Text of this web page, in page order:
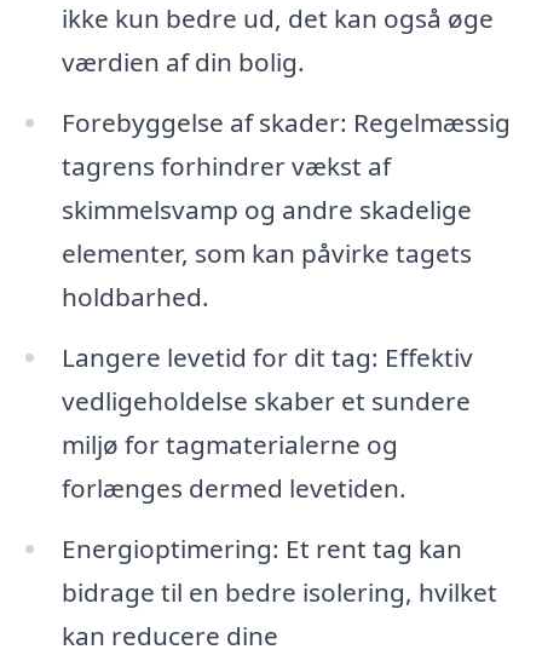
ikke kun bedre ud, det kan også øge
værdien af din bolig.
Forebyggelse af skader: Regelmæssig
tagrens forhindrer vækst af
skimmelsvamp og andre skadelige
elementer, som kan påvirke tagets
holdbarhed.
Langere levetid for dit tag: Effektiv
vedligeholdelse skaber et sundere
miljø for tagmaterialerne og
forlænges dermed levetiden.
Energioptimering: Et rent tag kan
bidrage til en bedre isolering, hvilket
kan reducere dine